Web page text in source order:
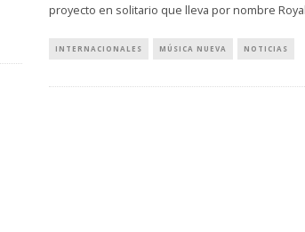
proyecto en solitario que lleva por nombre
INTERNACIONALES MÚSICA NUEVA NOTICIAS